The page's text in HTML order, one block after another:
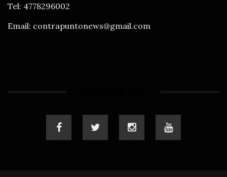
Tel: 4778296002
Email: contrapuntonews@gmail.com